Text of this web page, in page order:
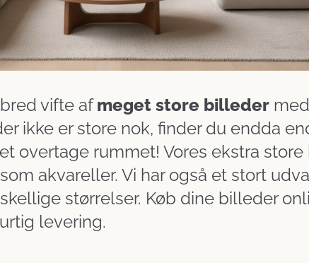
vifte afmeget store billedermed
ikke er store nok, finder du endda
overtage rummet! Vores ekstra
akvareller. Vi har også et stort
størrelser. Køb dine billeder
levering.